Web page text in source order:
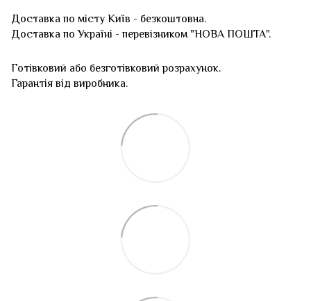
Доставка по місту Київ - безкоштовна.
Доставка по Україні - перевізником "НОВА ПОШТА".
Готівковий або безготівковий розрахунок.
Гарантія від виробника.